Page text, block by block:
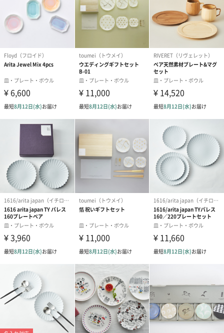
お友達や自分へのプレゼントとして
自分へのプレゼントとしてご自宅にいかがでしょうか。
このお皿にお料理を盛りつければ一気にオシャレに。
色彩豊かなお皿がお料理に華を添ええます。
商品詳細情報
原材料
磁器
パッケージ外
装サイズ
幅265mm ×奥行265mm×高さ100mm
外装の形状
四角の化粧箱
重さ
お届け内容
大皿1枚
小皿5枚
サイズ
大皿：直径250mm×高さ30mm
小皿：直径135mm×高さ20mm
日本